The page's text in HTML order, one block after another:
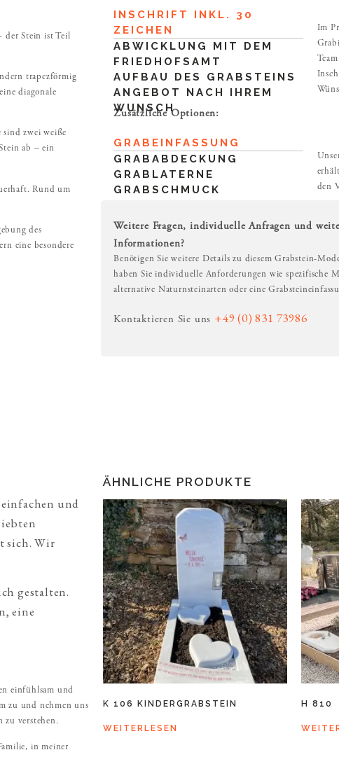
der Stein ist Teil
trapezförmig
diagonale
zwei weiße
ab – ein
Rund um
des
eine besondere
INSCHRIFT INKL. 30
ZEICHEN
ABWICKLUNG MIT DEM
FRIEDHOFSAMT
AUFBAU DES GRABSTEINS
ANGEBOT NACH IHREM
WUNSCH
Im
Zusätzliche Optionen:
GRABEINFASSUNG
GRABABDECKUNG
GRABLATERNE
GRABSCHMUCK
den
Weitere Fragen, individuelle Anfragen und
Informationen?
Benötigen Sie weitere Details zu diesem Grabstein-
haben Sie individuelle Anforderungen wie spezifische
alternative Naturnsteinarten oder eine
Kontaktieren Sie uns +49 (0) 831 73986
und
sich. Wir
gestalten.
eine
einfühlsam und
zu und nehmen uns
zu verstehen.
in meiner
ÄHNLICHE PRODUKTE
K 106 KINDERGRABSTEIN
WEITERLESEN
H 810